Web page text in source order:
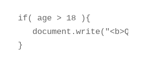
if( age > 18 ){
}